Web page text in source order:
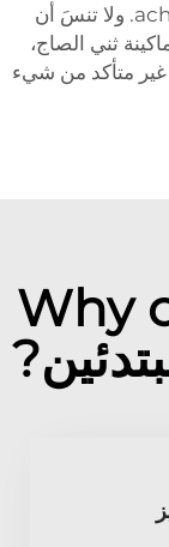
يمكنك منعها من إحداث ضرر إضافي للمachine. ولا تنسَ أن
ثني الصاج،
غير متأكد من شيء
Why